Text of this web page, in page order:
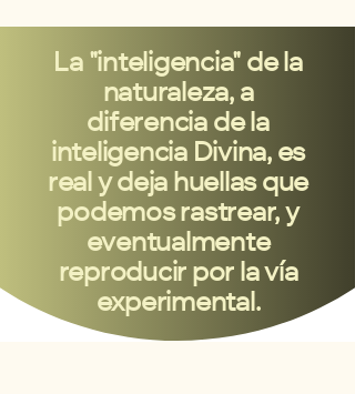
La "inteligencia" de la
naturaleza, a
diferencia de la
inteligencia Divina, es
real y deja huellas que
podemos rastrear, y
eventualmente
reproducir por la vía
experimental.